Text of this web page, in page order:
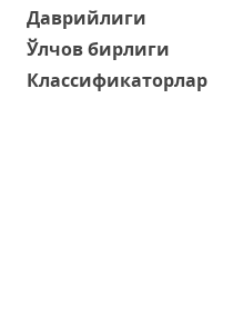
Даврийлиги
Ўлчов бирлиги
Классификаторлар